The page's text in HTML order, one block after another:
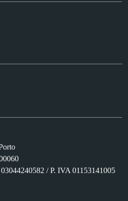
/ P. IVA 01153141005